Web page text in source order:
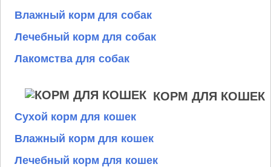
Влажный корм для собак
Лечебный корм для собак
Лакомства для собак
КОРМ ДЛЯ КОШЕК
Сухой корм для кошек
Влажный корм для кошек
Лечебный корм для кошек